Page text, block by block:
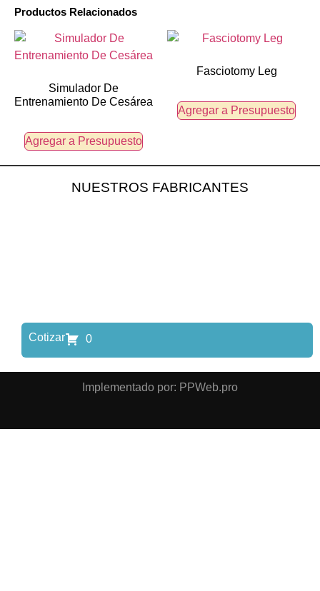
Productos Relacionados
Simulador De
Entrenamiento De Cesárea
Agregar a Presupuesto
Fasciotomy Leg
Agregar a Presupuesto
NUESTROS FABRICANTES
Cotizar 0
Implementado por: PPWeb.pro